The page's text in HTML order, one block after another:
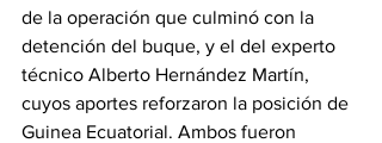
de la operación que culminó con la
detención del buque, y el del experto
técnico Alberto Hernández Martín,
cuyos aportes reforzaron la posición de
Guinea Ecuatorial. Ambos fueron